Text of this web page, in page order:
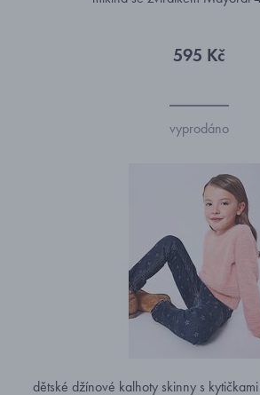
595 Kč
vyprodáno
dětské džínové kalhoty skinny s